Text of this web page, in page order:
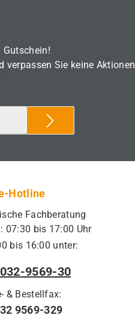
Gutschein!
verpassen Sie keine Aktionen
Hotline
Fachberatung
07:30 bis 17:00 Uhr
bis 16:00 unter:
9569-30
& Bestellfax:
9569-329